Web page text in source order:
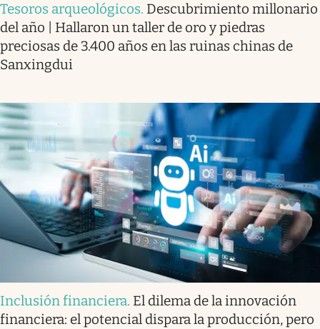
Tesoros arqueológicos. Descubrimiento millonario
del año | Hallaron un taller de oro y piedras
preciosas de 3.400 años en las ruinas chinas de
Sanxingdui
Inclusión financiera. El dilema de la innovación
financiera: el potencial dispara la producción, pero